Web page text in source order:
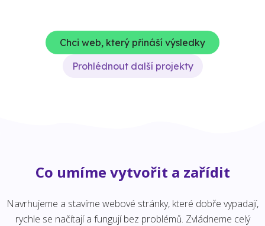
Chci web, který přináší výsledky
Prohlédnout další projekty
Co umíme vytvořit a zařídit
Navrhujeme a stavíme webové stránky, které dobře vypadají,
rychle se načítají a fungují bez problémů. Zvládneme celý